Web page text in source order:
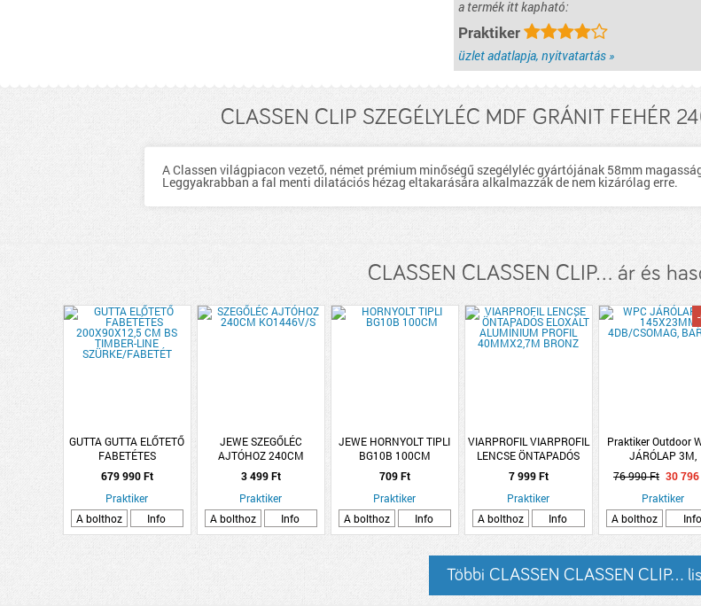
a termék itt kapható:
Praktiker
üzlet adatlapja, nyitvatartás »
CLASSEN CLIP SZEGÉLYLÉC MDF GRÁNIT FEHÉR
A Classen világpiacon vezető, német prémium minőségű szegélyléc gyártójának 58mm
Leggyakrabban a fal menti dilatációs hézag eltakarására alkalmazzák de nem kizárólag erre.
CLASSEN CLASSEN CLIP... ár és
GUTTA GUTTA ELŐTETŐ
FABETÉTES
200X90X12,5 CM BS
TIMBER-LINE
SZÜRKE/FABETÉT
679 990 Ft
Praktiker
A bolthoz
Info
JEWE SZEGŐLÉC
AJTÓHOZ 240CM
KO1446V/S
3 499 Ft
Praktiker
A bolthoz
Info
JEWE HORNYOLT TIPLI
BG10B 100CM
709 Ft
Praktiker
A bolthoz
Info
VIARPROFIL VIARPROFIL
LENCSE ÖNTAPADÓS
ELOXÁLT ALUMÍNIUM
PROFIL 40MMX2,7M
BRONZ
7 999 Ft
Praktiker
A bolthoz
Info
Praktiker Outdoor
JÁRÓLAP 3M,
145X23MM,
4DB/CSOMAG,
76 990 Ft 30
Praktiker
A bolthoz
Info
Többi CLASSEN CLASSEN CLIP...